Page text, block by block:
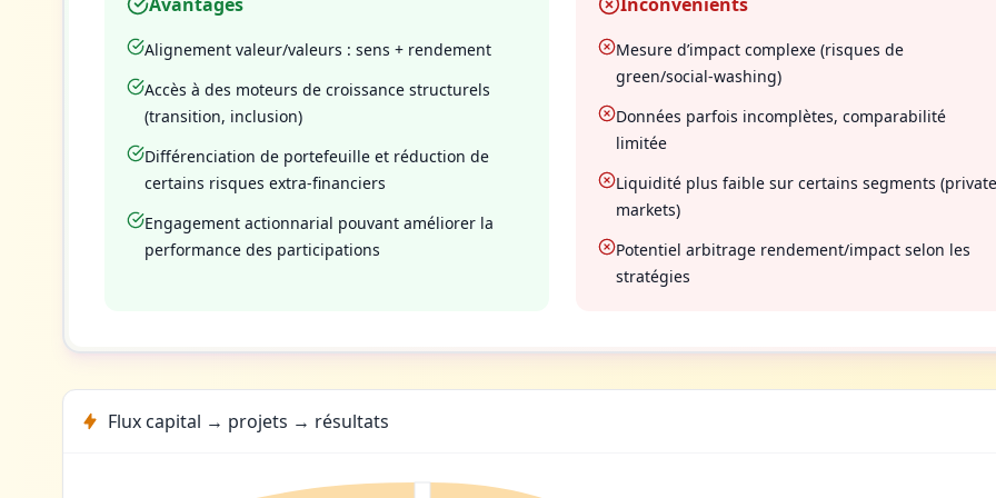
Alignement valeur/valeurs : sens + rendement
Accès à des moteurs de croissance structurels
(transition, inclusion)
Différenciation de portefeuille et réduction de
certains risques extra-financiers
Engagement actionnarial pouvant améliorer la
performance des participations
Mesure d’impact complexe (risques de
green/social-washing)
Données parfois incomplètes, comparabilité
limitée
Liquidité plus faible sur certains segments (private
markets)
Potentiel arbitrage rendement/impact selon les
stratégies
Flux capital → projets → résultats